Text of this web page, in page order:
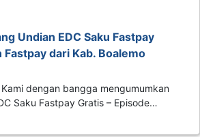
Undian EDC Saku Fastpay
Fastpay dari Kab. Boalemo
dengan bangga mengumumkan
Saku Fastpay Gratis – Episode…